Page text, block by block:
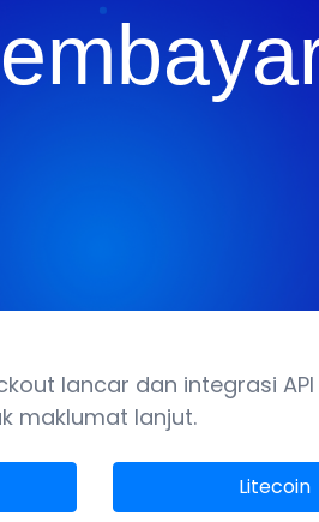
lancar dan integrasi API
maklumat lanjut.
Litecoin